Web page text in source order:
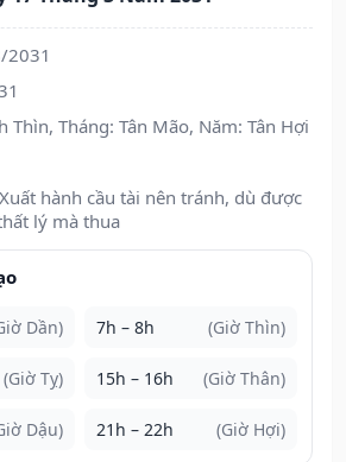
2031
Thìn, Tháng: Tân Mão, Năm: Tân Hợi
Xuất hành cầu tài nên tránh, dù được
lý mà thua
Dần) 7h – 8h (Giờ Thìn)
(Giờ Tỵ) 15h – 16h (Giờ Thân)
Dậu) 21h – 22h (Giờ Hợi)